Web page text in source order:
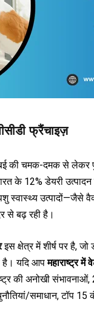
फ्रैंचाइज़
मुंबई की चमक-दमक से
के 12% डेयरी
स्वास्थ्य उत्पादों—जैसे
से बढ़ रही है।
इस क्षेत्र में शीर्ष पर है,
है। यदि आपमहाराष्ट्र में
की अनोखी
समाधान, टॉप